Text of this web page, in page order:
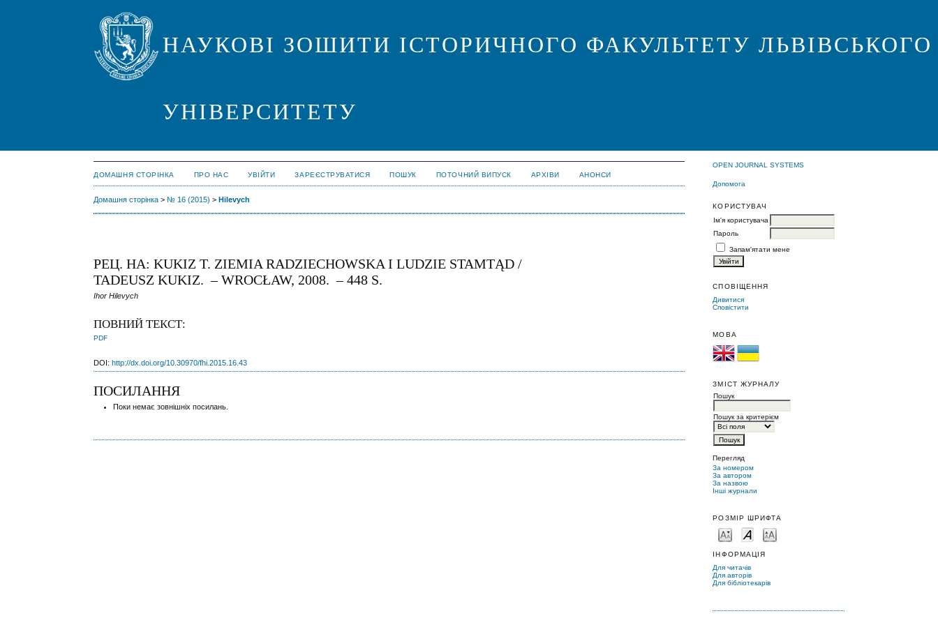
НАУКОВІ ЗОШИТИ ІСТОРИЧНОГО ФАКУЛЬТЕТУ ЛЬВІВСЬКОГО
УНІВЕРСИТЕТУ
OPEN JOURNAL SYSTEMS
Допомога
КОРИСТУВАЧ
Ім'я користувача
Пароль
Запам'ятати мене
СПОВІЩЕННЯ
Дивитися
Сповістити
МОВА
ЗМІСТ ЖУРНАЛУ
Пошук
Пошук за критерієм
Перегляд
За номером
За автором
За назвою
Інші журнали
РОЗМІР ШРИФТА
ІНФОРМАЦІЯ
Для читачів
Для авторів
Для бібліотекарів
ДОМАШНЯ СТОРІНКА ПРО НАС УВІЙТИ ЗАРЕЄСТРУВАТИСЯ ПОШУК ПОТОЧНИЙ ВИПУСК АРХІВИ АНОНСИ
Домашня сторінка > № 16 (2015) >Hilevych
РЕЦ. НА: KUKIZ T. ZIEMIA RADZIECHOWSKA I LUDZIE STAMTĄD /
TADEUSZ KUKIZ. – WROCŁAW, 2008. – 448 S.
Ihor Hilevych
ПОВНИЙ ТЕКСТ:
PDF
DOI:http://dx.doi.org/10.30970/fhi.2015.16.43
ПОСИЛАННЯ
Поки немає зовнішніх посилань.